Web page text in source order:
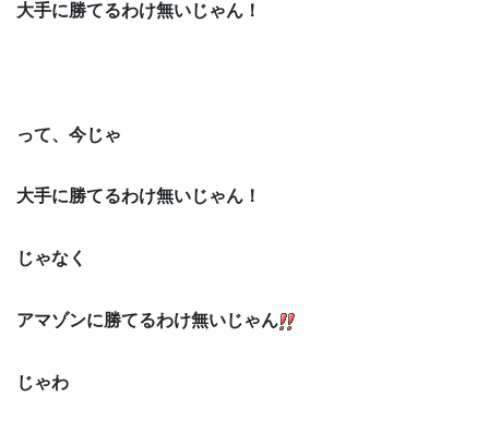
大手に勝てるわけ無いじゃん！
って、今じゃ
大手に勝てるわけ無いじゃん！
じゃなく
アマゾンに勝てるわけ無いじゃん
じゃわ